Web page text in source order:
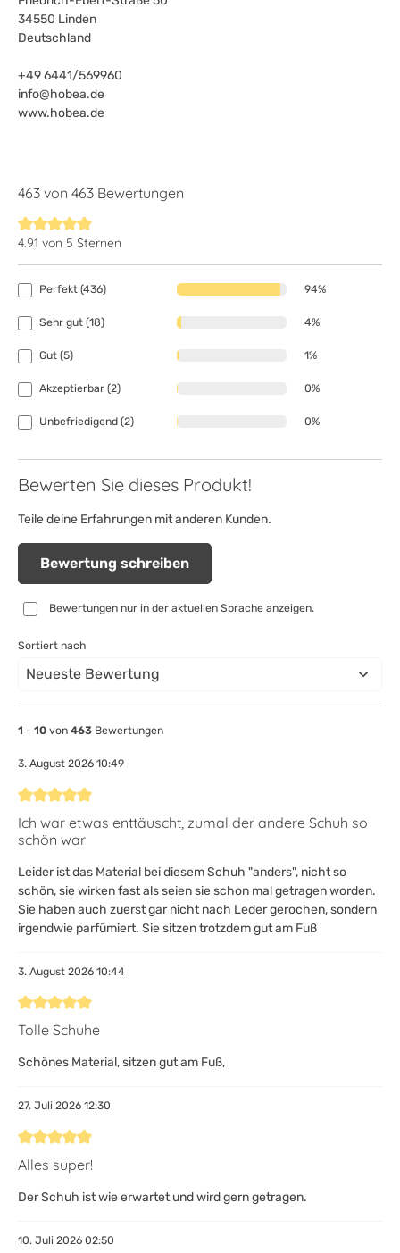
34550 Linden
Deutschland
+49 6441/569960
info@hobea.de
www.hobea.de
463 von 463 Bewertungen
Durchschnittliche Bewertung von 4.9 von 5 Sternen
4.91 von 5 Sternen
Perfekt (436) 94%
Sehr gut (18) 4%
Gut (5) 1%
Akzeptierbar (2) 0%
Unbefriedigend (2) 0%
Bewerten Sie dieses Produkt!
Teile deine Erfahrungen mit anderen Kunden.
Bewertung schreiben
Bewertungen nur in der aktuellen Sprache anzeigen.
Sortiert nach
1 - 10 von 463 Bewertungen
3. August 2026 10:49
Bewertung mit 5 von 5 Sternen
Ich war etwas enttäuscht, zumal der andere Schuh so
schön war
Leider ist das Material bei diesem Schuh "anders", nicht so
schön, sie wirken fast als seien sie schon mal getragen worden.
Sie haben auch zuerst gar nicht nach Leder gerochen, sondern
irgendwie parfümiert. Sie sitzen trotzdem gut am Fuß
3. August 2026 10:44
Bewertung mit 5 von 5 Sternen
Tolle Schuhe
Schönes Material, sitzen gut am Fuß,
27. Juli 2026 12:30
Bewertung mit 5 von 5 Sternen
Alles super!
Der Schuh ist wie erwartet und wird gern getragen.
10. Juli 2026 02:50